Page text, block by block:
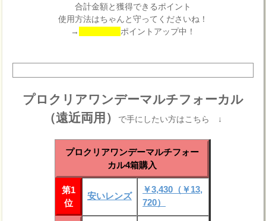
合計金額と獲得できるポイント
使用方法はちゃんと守ってくださいね！
→
ポイントアップ中！
プロクリアワンデーマルチフォーカル
（遠近両用）
で手にしたい方はこちら ↓
プロクリアワンデーマルチフォー
カル4箱購入
第1
位
安いレンズ
￥3,430（￥13,
720）